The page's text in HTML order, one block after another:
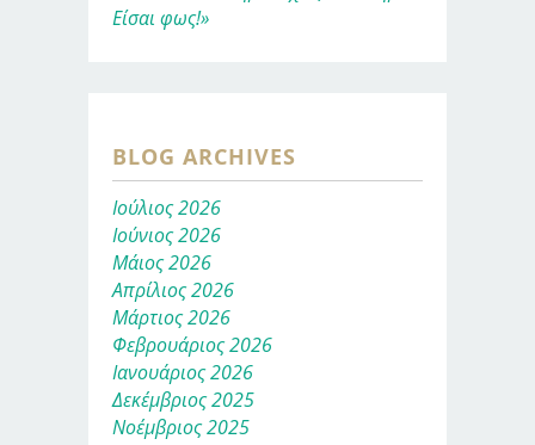
Είσαι φως!»
BLOG ARCHIVES
Ιούλιος 2026
Ιούνιος 2026
Μάιος 2026
Απρίλιος 2026
Μάρτιος 2026
Φεβρουάριος 2026
Ιανουάριος 2026
Δεκέμβριος 2025
Νοέμβριος 2025